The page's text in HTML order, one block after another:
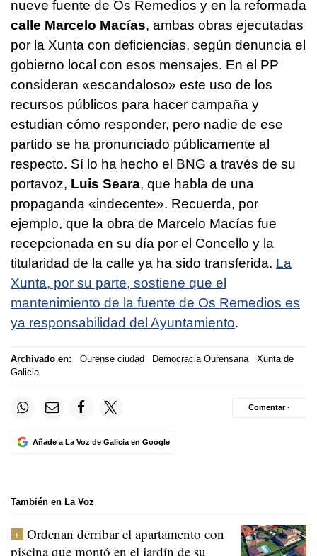
nueve fuente de Os Remedios y en la reformada
calle Marcelo Macías, ambas obras ejecutadas
por la Xunta con deficiencias, según denuncia el
gobierno local con esos mensajes. En el PP
consideran «escandaloso» este uso de los
recursos públicos para hacer campaña y
estudian cómo responder, pero nadie de ese
partido se ha pronunciado públicamente al
respecto. Sí lo ha hecho el BNG a través de su
portavoz, Luis Seara, que habla de una
propaganda «indecente». Recuerda, por
ejemplo, que la obra de Marcelo Macías fue
recepcionada en su día por el Concello y la
titularidad de la calle ya ha sido transferida. La
Xunta, por su parte, sostiene que el
mantenimiento de la fuente de Os Remedios es
ya responsabilidad del Ayuntamiento.
Archivado en: Ourense ciudad Democracia Ourensana
Xunta de
Galicia
Añade a La Voz de Galicia en Google
Comentar ·
También en La Voz
Ordenan derribar el apartamento con
piscina que montó en el jardín de su